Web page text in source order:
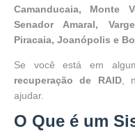
Camanducaia, Monte
Senador Amaral,
Piracaia, Joanópolis e
Se você está em
recuperação de RAID,
ajudar.
O Que é um